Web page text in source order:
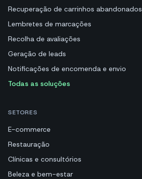
Recuperação de carrinhos abandonados
Lembretes de marcações
Recolha de avaliações
Geração de leads
Notificações de encomenda e envio
Todas as soluções
SETORES
E-commerce
Restauração
Clínicas e consultórios
Beleza e bem-estar